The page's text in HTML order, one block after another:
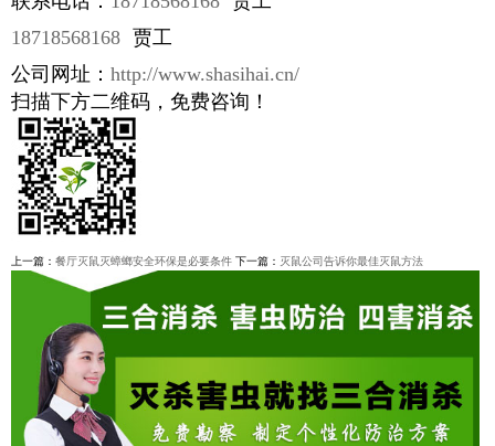
18718568168 贾工
公司网址： http://www.shasihai.cn/
扫描下方二维码，免费咨询！
上一篇： 餐厅灭鼠灭蟑螂安全环保是必要条件 下一篇： 灭鼠公司告诉你最佳灭鼠方法